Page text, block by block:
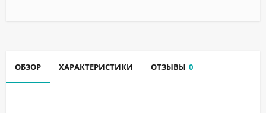
ОБЗОР ХАРАКТЕРИСТИКИ ОТЗЫВЫ 0